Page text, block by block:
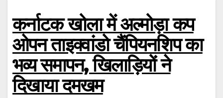
कर्नाटक खोला में अल्मोड़ा कप
ओपन ताइक्वांडो चैंपियनशिप का
भव्य समापन, खिलाड़ियों ने
दिखाया दमखम